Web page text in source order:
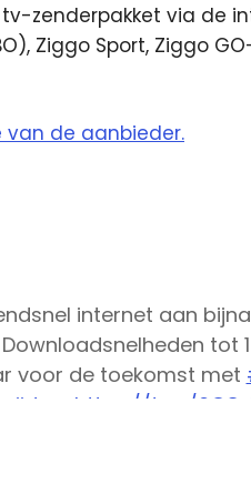
zenderpakket via de
Ziggo Sport, Ziggo
van de aanbieder.
internet aan
Downloadsnelheden tot
voor de toekomst met
https://t.co/